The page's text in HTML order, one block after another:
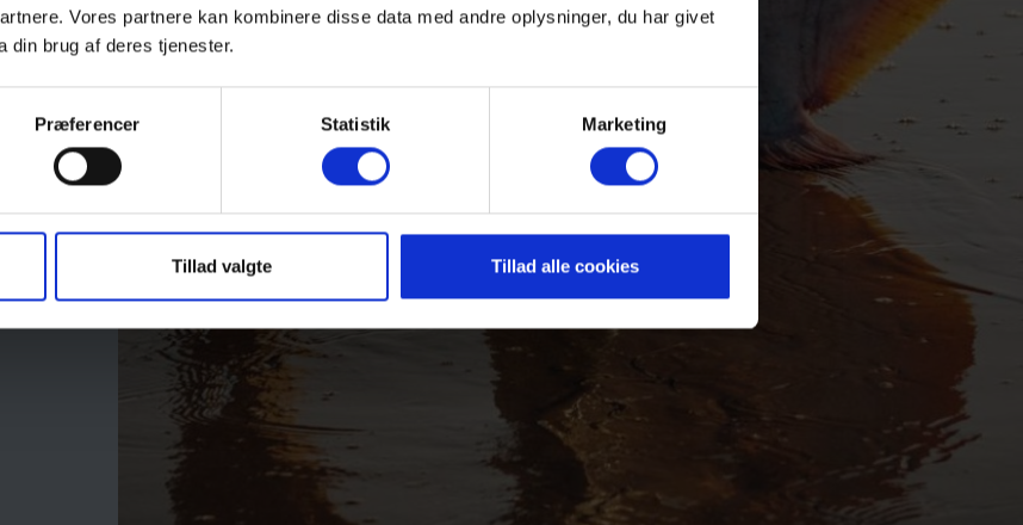
Vores partnere kan kombinere disse data med andre oplysninger, du har givet
din brug af deres tjenester.
Præferencer Statistik Marketing
Tillad valgte Tillad alle cookies
den
-